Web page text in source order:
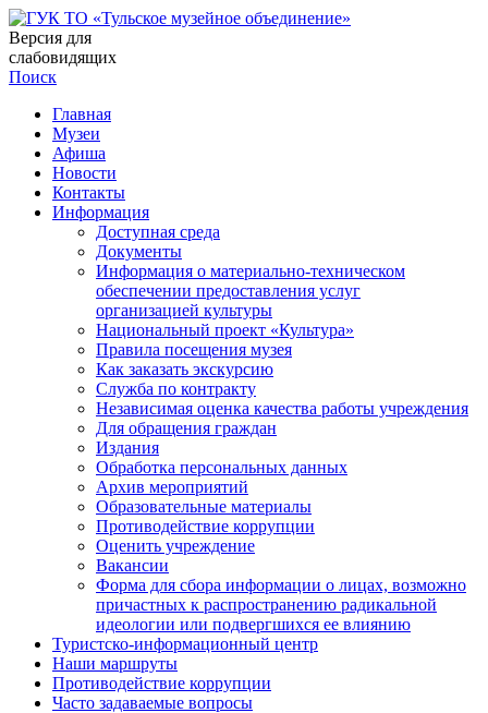
Версия для
слабовидящих
Поиск
Главная
Музеи
Афиша
Новости
Контакты
Информация
Доступная среда
Документы
Информация о материально-техническом
обеспечении предоставления услуг
организацией культуры
Национальный проект «Культура»
Правила посещения музея
Как заказать экскурсию
Служба по контракту
Независимая оценка качества работы учреждения
Для обращения граждан
Издания
Обработка персональных данных
Архив мероприятий
Образовательные материалы
Противодействие коррупции
Оценить учреждение
Вакансии
Форма для сбора информации о лицах, возможно
причастных к распространению радикальной
идеологии или подвергшихся ее влиянию
Туристско-информационный центр
Наши маршруты
Противодействие коррупции
Часто задаваемые вопросы